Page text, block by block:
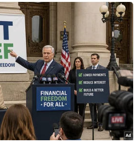
số bộ, ban, ngành Trung
lễ, Phó Chủ tịch nước Đặng
giá cao sáng kiến tổ chức
Khuyến học Việt Nam.
tính nhân văn sâu sắc đối
tập suốt đời theo lời dạy của
mạnh thực hiện Chỉ thị 05-
làm theo tư tưởng, đạo đức,
Minh, nhân dịp kỷ niệm 130